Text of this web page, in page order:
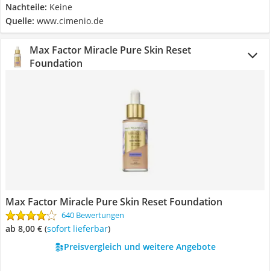
im Sommer, da sie leichte Unebenheiten überdeckt, ein
frischen Glow abgibt und sich sehr angenehm auf der Haut
trocknet die Haut nicht aus, außerdem ist sie durch den
Pumpspender ideal zu dosieren
Nachteile: Keine
Quelle: www.cimenio.de
Max Factor Miracle Pure Skin Reset
Foundation
Max Factor Miracle Pure Skin Reset Foundation
640 Bewertungen
ab 8,00 € ( Sofort lieferbar)
Preisvergleich und weitere Angebote